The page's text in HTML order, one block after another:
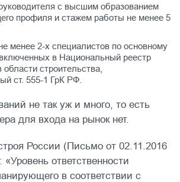
с высшим образованием
профиля и стажем работы не менее 5
менее 2-х специалистов по основному
в Национальный реестр
строительства,
ст. 555-1 ГрК РФ.
не так уж и много, то есть
для входа на рынок нет.
России (Письмо от 02.11.2016
ответственности
в соответствии с